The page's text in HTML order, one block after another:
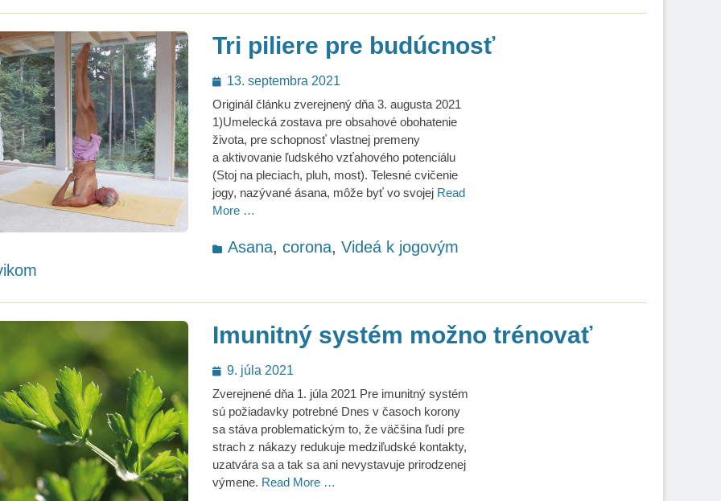
Tri piliere pre budúcnosť
Posted
on
13. septembra 2021
Originál článku zverejnený dňa 3. augusta 2021
1)Umelecká zostava pre obsahové obohatenie
života, pre schopnosť vlastnej premeny
a aktivovanie ľudského vzťahového potenciálu
(Stoj na pleciach, pluh, most). Telesné cvičenie
jogy, nazývané ásana, môže byť vo svojej Read
More …
Categories
Asana, corona, Videá k jogovým
Imunitný systém možno trénovať
Posted
on
9. júla 2021
Zverejnené dňa 1. júla 2021 Pre imunitný systém
sú požiadavky potrebné Dnes v časoch korony
sa stáva problematickým to, že väčšina ľudí pre
strach z nákazy redukuje medziľudské kontakty,
uzatvára sa a tak sa ani nevystavuje prirodzenej
výmene. Read More …